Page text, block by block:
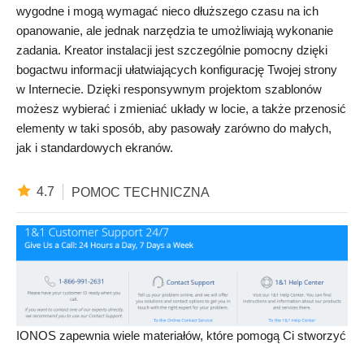
wygodne i mogą wymagać nieco dłuższego czasu na ich
opanowanie, ale jednak narzędzia te umożliwiają wykonanie
zadania. Kreator instalacji jest szczególnie pomocny dzięki
bogactwu informacji ułatwiających konfigurację Twojej strony
w Internecie. Dzięki responsywnym projektom szablonów
możesz wybierać i zmieniać układy w locie, a także przenosić
elementy w taki sposób, aby pasowały zarówno do ​​małych,
jak i standardowych ekranów.
4.7 POMOC TECHNICZNA
IONOS zapewnia wiele materiałów, które pomogą Ci stworzyć